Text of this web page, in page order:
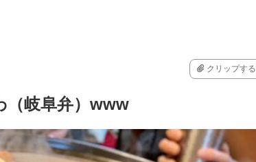
クリップする
（岐阜弁）www